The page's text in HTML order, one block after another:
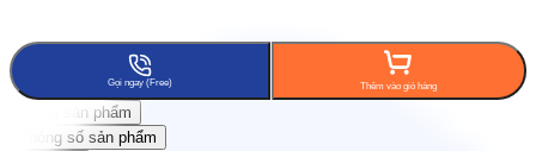
Gọi ngay (Free) Thêm vào giỏ hàng
Mô tả sản phẩm
Thông số sản phẩm